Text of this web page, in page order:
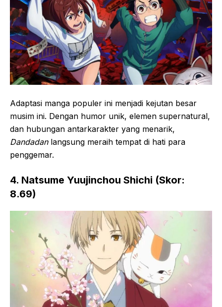
Adaptasi manga populer ini menjadi kejutan besar
musim ini. Dengan humor unik, elemen supernatural,
dan hubungan antarkarakter yang menarik,
Dandadanlangsung meraih tempat di hati para
penggemar.
4. Natsume Yuujinchou Shichi (Skor:
8.69)